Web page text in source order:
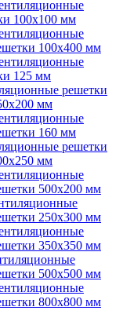
100х100 мм
100х400 мм
125 мм
решетки
мм
160 мм
решетки
мм
500х200 мм
250х300 мм
350х350 мм
500х500 мм
800х800 мм